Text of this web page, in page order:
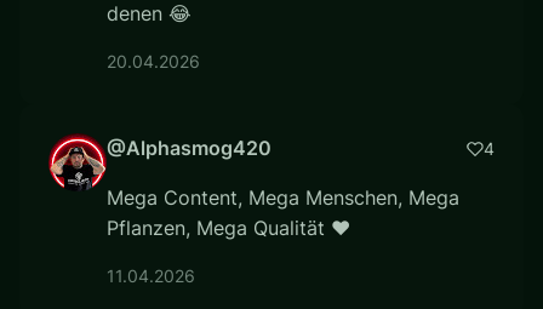
denen 😂
20.04.2026
@Alphasmog420 4
Mega Content, Mega Menschen, Mega
Pflanzen, Mega Qualität ❤
11.04.2026